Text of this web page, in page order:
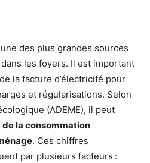
des plus grandes sources
les foyers. Il est important
la facture d’électricité pour
et régularisations. Selon
(ADEME), il peut
de la consommation
. Ces chiffres
par plusieurs facteurs :